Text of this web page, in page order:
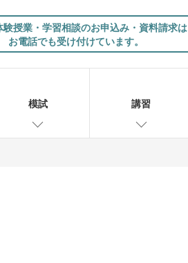
験授業・学習相談のお申込み・資料請求は
お電話でも受け付けています。
模試 講習